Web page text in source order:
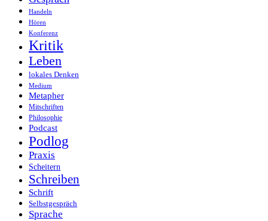
Handeln
Hören
Konferenz
Kritik
Leben
lokales Denken
Medium
Metapher
Mitschriften
Philosophie
Podcast
Podlog
Praxis
Scheitern
Schreiben
Schrift
Selbstgespräch
Sprache